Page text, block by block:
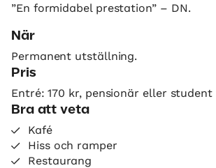
”En formidabel prestation” – DN.
När
Permanent utställning.
Pris
Entré: 170 kr, pensionär eller student
Bra att veta
Kafé
Hiss och ramper
Restaurang